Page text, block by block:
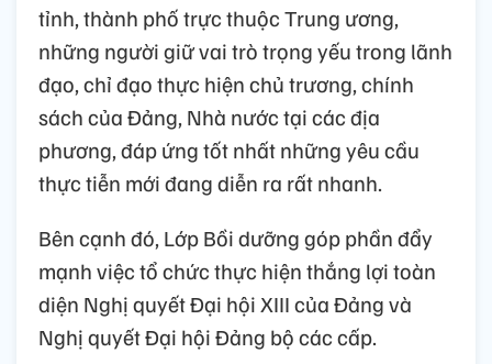
tỉnh, thành phố trực thuộc Trung ương,
những người giữ vai trò trọng yếu trong lãnh
đạo, chỉ đạo thực hiện chủ trương, chính
sách của Đảng, Nhà nước tại các địa
phương, đáp ứng tốt nhất những yêu cầu
thực tiễn mới đang diễn ra rất nhanh.
Bên cạnh đó, Lớp Bồi dưỡng góp phần đẩy
mạnh việc tổ chức thực hiện thắng lợi toàn
diện Nghị quyết Đại hội XIII của Đảng và
Nghị quyết Đại hội Đảng bộ các cấp.